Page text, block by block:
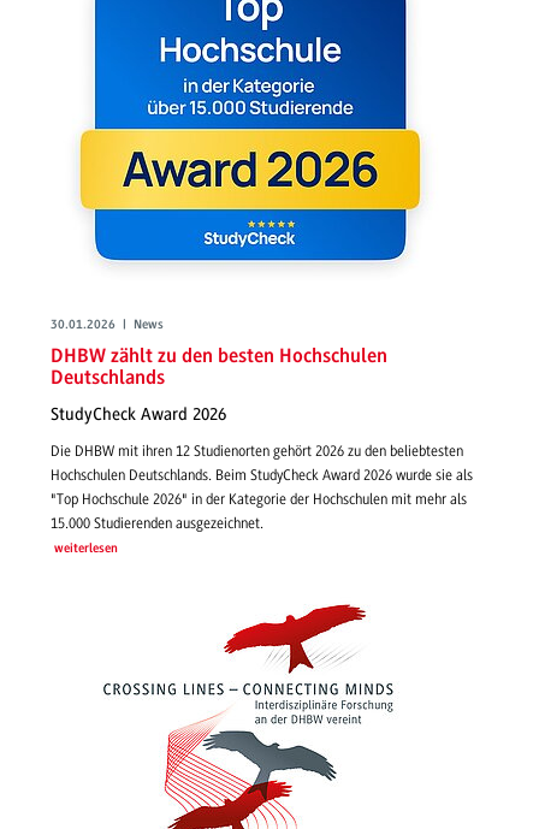
30.01.2026 | News
DHBW zählt zu den besten Hochschulen
Deutschlands
StudyCheck Award 2026
Die DHBW mit ihren 12 Studienorten gehört 2026 zu den beliebtesten
Hochschulen Deutschlands. Beim StudyCheck Award 2026 wurde sie als
"Top Hochschule 2026" in der Kategorie der Hochschulen mit mehr als
15.000 Studierenden ausgezeichnet.
weiterlesen